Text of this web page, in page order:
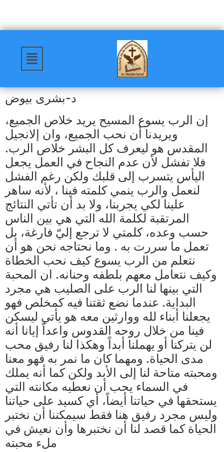
د-بشرى بيوض
إن الرب يسوع المسيح يريد خلاص الجميع،
ويريدنا أن نحب الجميع، وان إلانجيل
المقدس هو ليعرف كل البشر خلاص الرب.
فلا تفشل لأن عدم النجاح في العمل يجعل
اليأس يتسرب إلى قلبك ولكن رغم الفشل
لنعمل والرب ينمي كلمته فينا ، لأنه ساهر
علينا لكي يجربنا، ولا بد أن تأتي النتائج
المرتقبة لكلمة الله التي هي بين الناس
حسب وعده، كلمتي لا ترجع إليّ فارغة، بل
تعمل ما سررت به . وما نحتاجه نحن هو أن
نتعلم من الرب يسوع كيف نحب الخطاة
وكيف نتعامل معهم بلطفه وحنانه. ان المحبة
التي بينها لنا الرب على الصليب هي مجرد
البداية. عندما نضع ثقتنا فيه كمخلص فهو
يجعلنا أبناء لله ووارثين معه هو يأتي ليسكن
فينا من خلال روحه القدوس واعداً إيانا أنه
لن يتركنا أو يهملنا أبداً وهكذا لنا رفيق محب
مدى الحياة. ومهما كان ما نمر به فهو معنا
ومحبته متاحة لنا إلى الأبد ولكن كما أنه يملك
في السماء يجب أن نعطيه مكانته التي
يستحقها في حياتنا أيضاً، أي كسيد على حياتنا
وليس مجرد رفيق هنا فقط سيمكننا أن نختبر
الحياة كما قصد لنا أن نختبرها وأن نعيش في
ملء محبته